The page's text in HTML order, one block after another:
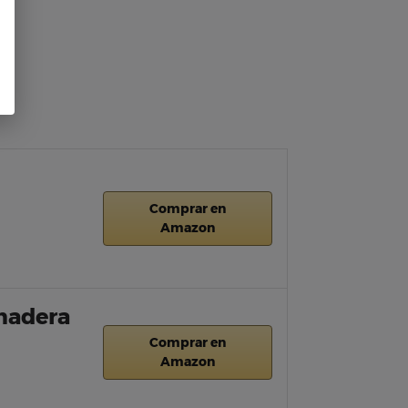
Comprar en
Amazon
Comprar en
Amazon